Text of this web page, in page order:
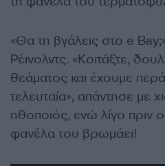
«Θα τη βγάλεις στο e
Ρέινολντς. «Κοιτάξτε,
θεάματος και έχουμε
τελευταία», απάντησε με
ηθοποιός, ενώ λίγο πριν
φανέλα του βρωμάει!